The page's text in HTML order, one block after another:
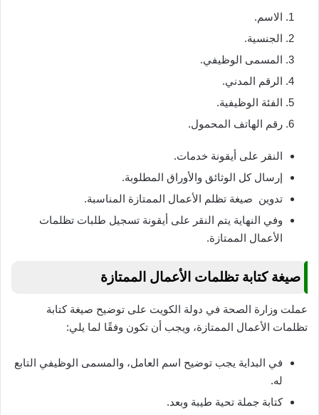
الاسم.
الجنسية.
المسمى الوظيفي.
الرقم المدني.
الفئة الوظيفية.
رقم الهاتف المحمول.
النقر على أيقونة خدمات.
إرسال كل الوثائق والأوراق المطلوبة.
تدوين صيغة تظلم الأعمال الممتازة المناسبة.
وفي النهاية يتم النقر على أيقونة تسجيل طلبات تظلمات
الأعمال الممتازة.
صيغة كتابة تظلمات الأعمال الممتازة
عملت وزارة الصحة في دولة الكويت على توضيح صيغة كتابة
تظلمات الأعمال الممتازة، ويجب أن تكون وفقًا لما يلي:
في البداية يجب توضيح اسم العامل، والمسمى الوظيفي التابع
له.
كتابة جملة تحية طيبة وبعد.